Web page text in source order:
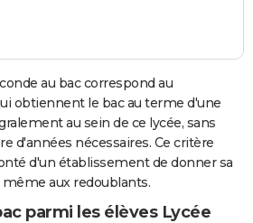
au bac correspond au
obtiennent le bac au terme d'une
au sein de ce lycée, sans
d'années nécessaires. Ce critère
d'un établissement de donner sa
même aux redoublants.
parmi les élèves Lycée